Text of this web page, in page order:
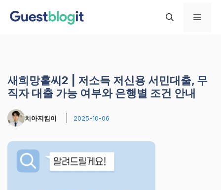
뛰
메
새희망홀씨2 | 저소득 저신용 서민대출, 무
직자 대출 가능 여부와 은행별 조건 안내
치아지킴이 2025-10-06